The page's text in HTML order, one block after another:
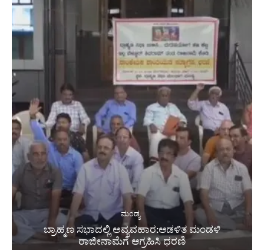
ಮಂಡ್ಯ
ಬ್ರಾಹ್ಮಣ ಸಭಾದಲ್ಲಿ ಅವ್ಯವಹಾರ:ಆಡಳಿತ ಮಂಡಳಿ
ರಾಜೀನಾಮೆಗೆ ಆಗ್ರಹಿಸಿ ಧರಣಿ